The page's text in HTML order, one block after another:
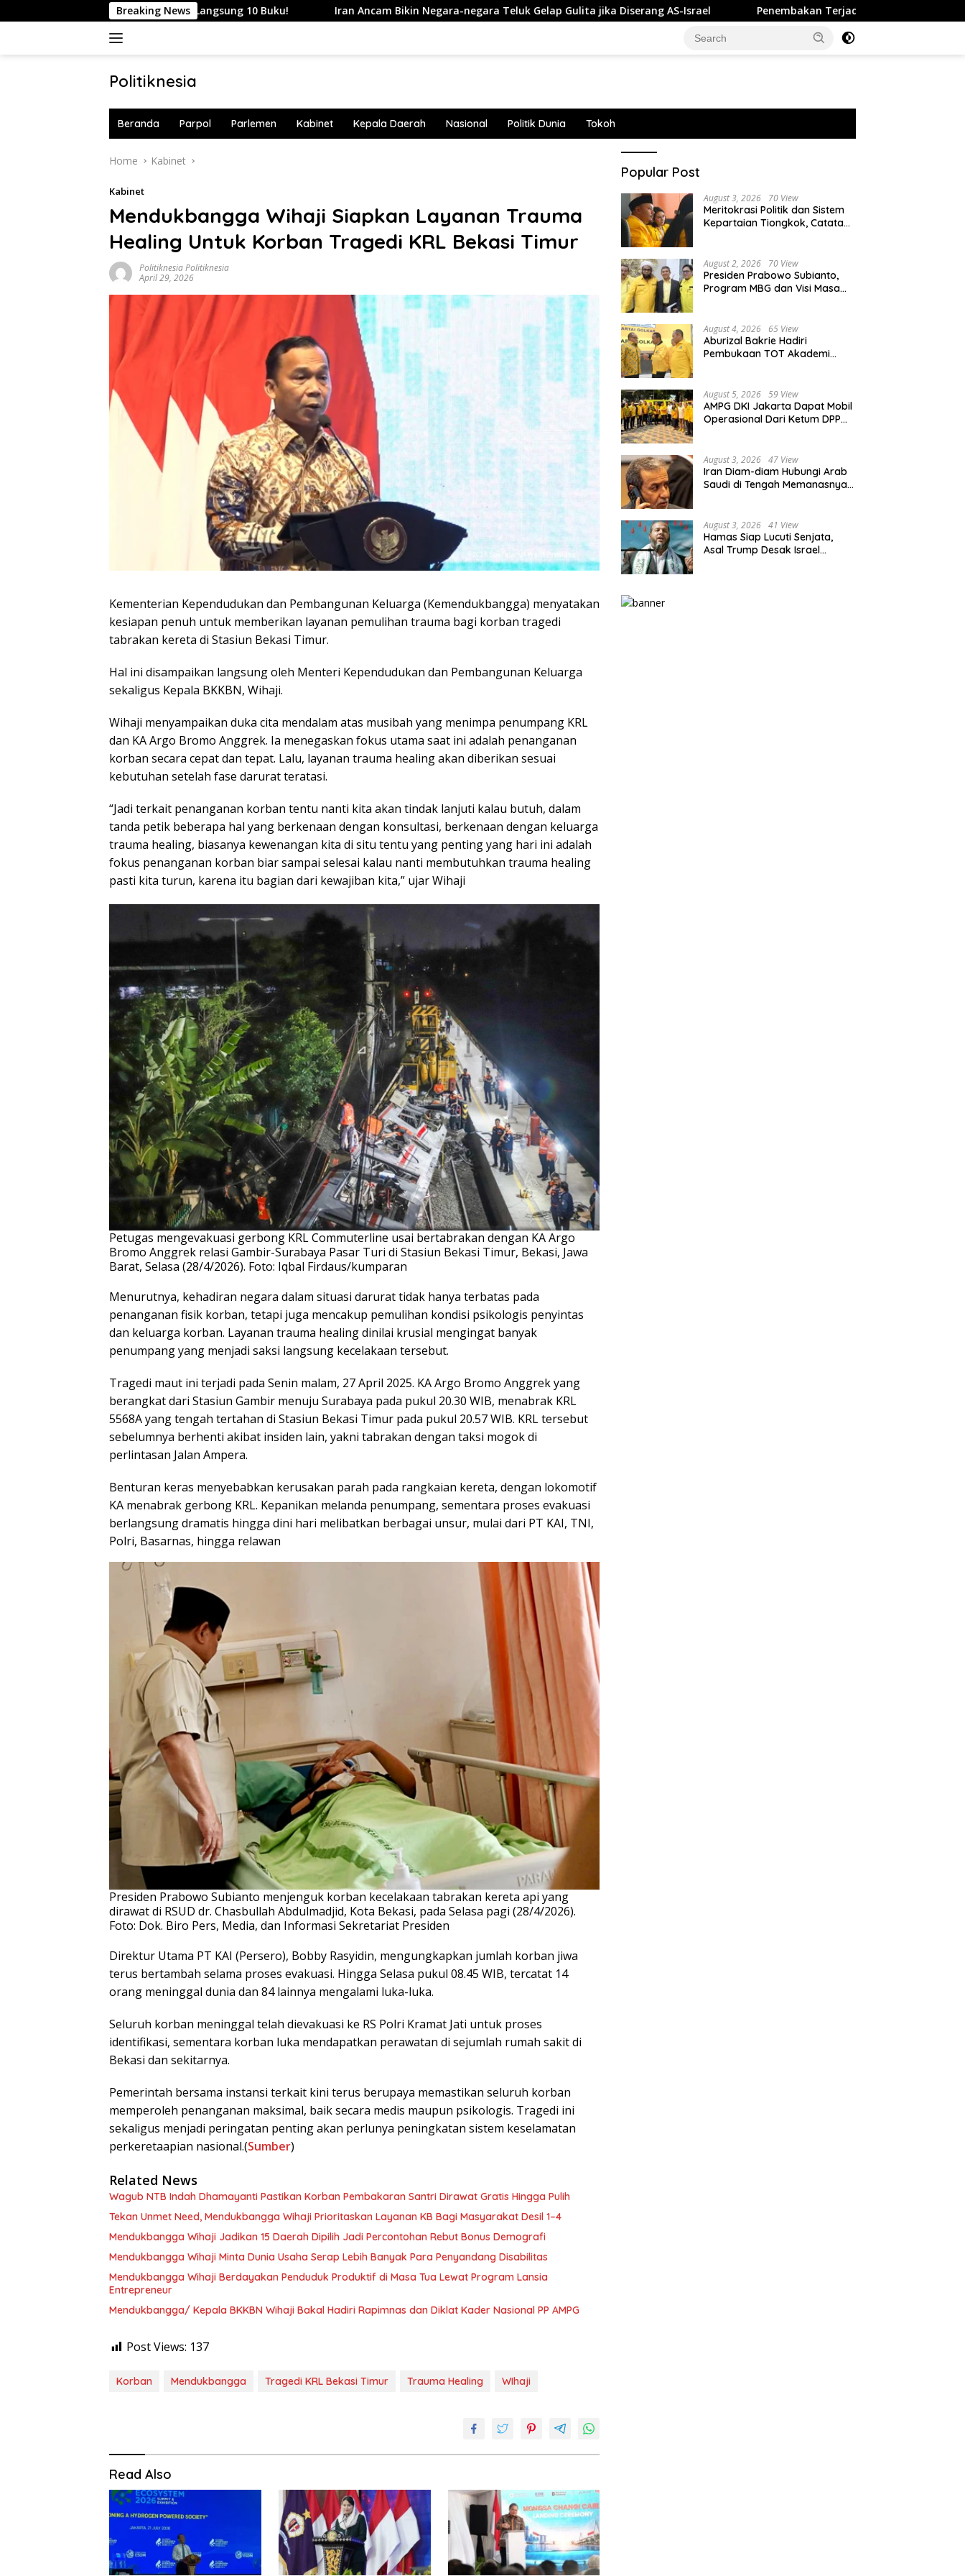
to
Breaking News
Lahadalia Langsung 10 Buku! Iran Ancam Bikin Negara-negara Teluk Gelap Gulita jika Diserang AS-Israel Penembakan Terjadi di Sekolah Thailand, 2 Orang Tewas dan
Politiknesia
Beranda Parpol Parlemen Kabinet Kepala Daerah Nasional Politik Dunia Tokoh
Home Kabinet
Kabinet
Mendukbangga Wihaji Siapkan Layanan Trauma
Healing Untuk Korban Tragedi KRL Bekasi Timur
Politiknesia Politiknesia
April 29, 2026
Kementerian Kependudukan dan Pembangunan Keluarga (Kemendukbangga) menyatakan
kesiapan penuh untuk memberikan layanan pemulihan trauma bagi korban tragedi
tabrakan kereta di Stasiun Bekasi Timur.
Hal ini disampaikan langsung oleh Menteri Kependudukan dan Pembangunan Keluarga
sekaligus Kepala BKKBN, Wihaji.
Wihaji menyampaikan duka cita mendalam atas musibah yang menimpa penumpang KRL
dan KA Argo Bromo Anggrek. Ia menegaskan fokus utama saat ini adalah penanganan
korban secara cepat dan tepat. Lalu, layanan trauma healing akan diberikan sesuai
kebutuhan setelah fase darurat teratasi.
“Jadi terkait penanganan korban tentu nanti kita akan tindak lanjuti kalau butuh, dalam
tanda petik beberapa hal yang berkenaan dengan konsultasi, berkenaan dengan keluarga
trauma healing, biasanya kewenangan kita di situ tentu yang penting yang hari ini adalah
fokus penanganan korban biar sampai selesai kalau nanti membutuhkan trauma healing
pasti kita turun, karena itu bagian dari kewajiban kita,” ujar Wihaji
Petugas mengevakuasi gerbong KRL Commuterline usai bertabrakan dengan KA Argo
Bromo Anggrek relasi Gambir-Surabaya Pasar Turi di Stasiun Bekasi Timur, Bekasi, Jawa
Barat, Selasa (28/4/2026). Foto: Iqbal Firdaus/kumparan
Menurutnya, kehadiran negara dalam situasi darurat tidak hanya terbatas pada
penanganan fisik korban, tetapi juga mencakup pemulihan kondisi psikologis penyintas
dan keluarga korban. Layanan trauma healing dinilai krusial mengingat banyak
penumpang yang menjadi saksi langsung kecelakaan tersebut.
Tragedi maut ini terjadi pada Senin malam, 27 April 2025. KA Argo Bromo Anggrek yang
berangkat dari Stasiun Gambir menuju Surabaya pada pukul 20.30 WIB, menabrak KRL
5568A yang tengah tertahan di Stasiun Bekasi Timur pada pukul 20.57 WIB. KRL tersebut
sebelumnya berhenti akibat insiden lain, yakni tabrakan dengan taksi mogok di
perlintasan Jalan Ampera.
Benturan keras menyebabkan kerusakan parah pada rangkaian kereta, dengan lokomotif
KA menabrak gerbong KRL. Kepanikan melanda penumpang, sementara proses evakuasi
berlangsung dramatis hingga dini hari melibatkan berbagai unsur, mulai dari PT KAI, TNI,
Polri, Basarnas, hingga relawan
Presiden Prabowo Subianto menjenguk korban kecelakaan tabrakan kereta api yang
dirawat di RSUD dr. Chasbullah Abdulmadjid, Kota Bekasi, pada Selasa pagi (28/4/2026).
Foto: Dok. Biro Pers, Media, dan Informasi Sekretariat Presiden
Direktur Utama PT KAI (Persero), Bobby Rasyidin, mengungkapkan jumlah korban jiwa
terus bertambah selama proses evakuasi. Hingga Selasa pukul 08.45 WIB, tercatat 14
orang meninggal dunia dan 84 lainnya mengalami luka-luka.
Seluruh korban meninggal telah dievakuasi ke RS Polri Kramat Jati untuk proses
identifikasi, sementara korban luka mendapatkan perawatan di sejumlah rumah sakit di
Bekasi dan sekitarnya.
Pemerintah bersama instansi terkait kini terus berupaya memastikan seluruh korban
memperoleh penanganan maksimal, baik secara medis maupun psikologis. Tragedi ini
sekaligus menjadi peringatan penting akan perlunya peningkatan sistem keselamatan
perkeretaapian nasional.(Sumber)
Related News
Wagub NTB Indah Dhamayanti Pastikan Korban Pembakaran Santri Dirawat Gratis Hingga Pulih
Tekan Unmet Need, Mendukbangga Wihaji Prioritaskan Layanan KB Bagi Masyarakat Desil 1–4
Mendukbangga Wihaji Jadikan 15 Daerah Dipilih Jadi Percontohan Rebut Bonus Demografi
Mendukbangga Wihaji Minta Dunia Usaha Serap Lebih Banyak Para Penyandang Disabilitas
Mendukbangga Wihaji Berdayakan Penduduk Produktif di Masa Tua Lewat Program Lansia
Entrepreneur
Mendukbangga/ Kepala BKKBN Wihaji Bakal Hadiri Rapimnas dan Diklat Kader Nasional PP AMPG
Post Views: 137
Korban Mendukbangga Tragedi KRL Bekasi Timur Trauma Healing WIhaji
Read Also
Popular Post
August 3, 2026 70 View
Meritokrasi Politik dan Sistem
Kepartaian Tiongkok, Catatan
August 2, 2026 70 View
Presiden Prabowo Subianto,
Program MBG dan Visi Masa
August 4, 2026 65 View
Aburizal Bakrie Hadiri
Pembukaan TOT Akademi
Berkualitas
August 5, 2026 59 View
AMPG DKI Jakarta Dapat Mobil
Operasional Dari Ketum DPP
August 3, 2026 47 View
Iran Diam-diam Hubungi Arab
Saudi di Tengah Memanasnya
August 3, 2026 41 View
Hamas Siap Lucuti Senjata,
Asal Trump Desak Israel